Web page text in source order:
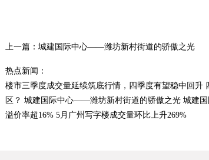
上一篇： 城建国际中心——潍坊新村街道的骄傲之光
热点新闻：
楼市三季度成交量延续筑底行情，四季度有望稳中回升
区？ 城建国际中心——潍坊新村街道的骄傲之光 城建
溢价率超16% 5月广州写字楼成交量环比上升269%